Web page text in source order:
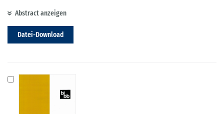
Abstract anzeigen
Datei-Download